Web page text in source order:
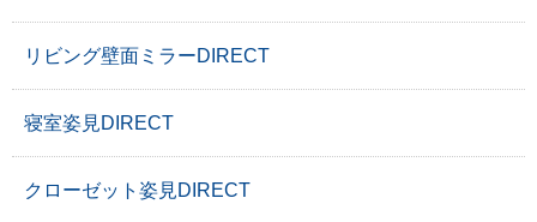
リビング壁面ミラーDIRECT
寝室姿見DIRECT
クローゼット姿見DIRECT